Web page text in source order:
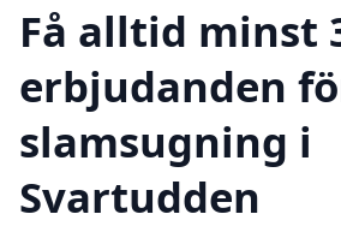
Få alltid minst
erbjudanden
slamsugning i
Svartudden